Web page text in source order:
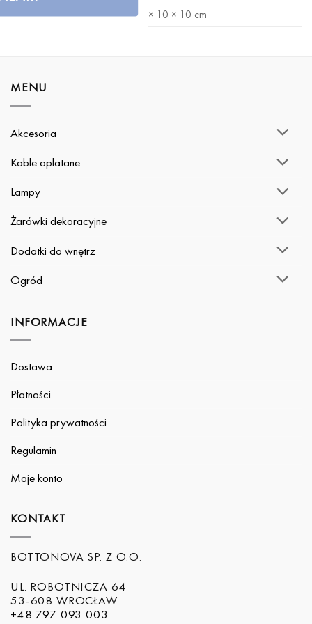
WYMIARY
10 × 10 × 10 cm
MENU
Akcesoria
Kable oplatane
Lampy
Żarówki dekoracyjne
Dodatki do wnętrz
Ogród
INFORMACJE
Dostawa
Płatności
Polityka prywatności
Regulamin
Moje konto
KONTAKT
BOTTONOVA SP. Z O.O.
UL. ROBOTNICZA 64
53-608 WROCŁAW
+48 797 093 003